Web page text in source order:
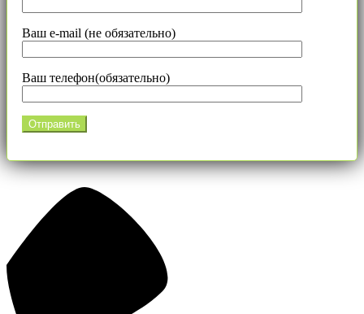
Ваш e-mail (не обязательно)
Ваш телефон(обязательно)